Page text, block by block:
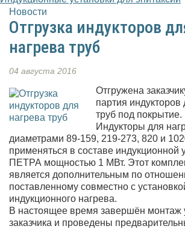
Новости
Отгрузка индукторов
нагрева труб
04 августа 2016
Отгружена
партия индукторов
труб под покрытие.
Индукторы для
диаметрами 89-159, 219-273, 820 и
применяться в составе индукционной
ПЕТРА мощностью 1 МВт. Этот
является дополнительным по
поставленному совместно с
индукционного нагрева.
В настоящее время завершён монтаж
заказчика и проведены